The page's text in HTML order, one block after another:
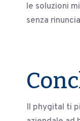
le soluzioni
senza
Il phygital ti